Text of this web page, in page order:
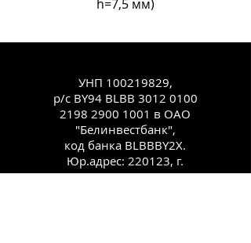
h=7,5 мм)
УНП 100219829,
р/с BY94 BLBB 3012 0100
2198 2900 1001 в ОАО
"Белинвестбанк",
код банка BLBBBY2X.
Юр.адрес: 220123, г.
Минск, ул.